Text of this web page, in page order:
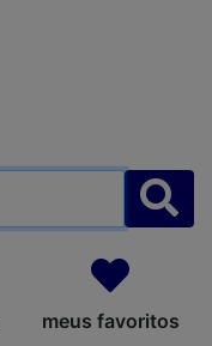
meus favoritos